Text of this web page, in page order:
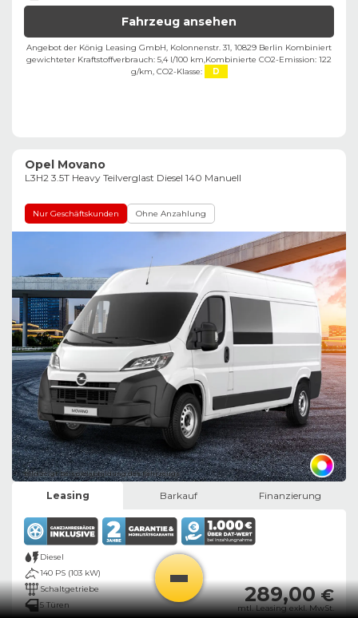
Fahrzeug ansehen
Angebot der König Leasing GmbH, Kolonnenstr. 31, 10829 Berlin ​ Kombiniert
gewichteter Kraftstoffverbrauch: 5,4 l/100 km,Kombinierte CO2-Emission: 122
g/km, CO2-Klasse: D
Opel Movano
L3H2 3.5T Heavy Teilverglast Diesel 140 Manuell
Nur Geschäftskunden Ohne Anzahlung
Bild zeigt Beispielabbildung des Fahrzeugs
Leasing Barkauf Finanzierung
Diesel
140 PS (103 kW)
Schaltgetriebe
5 Türen
289,00€
mtl. Leasing exkl. MwSt.